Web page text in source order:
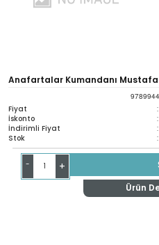
Anafartalar Kumandanı
Fiyat :
İskonto :
İndirimli Fiyat :
Stok :
- +
Ürün